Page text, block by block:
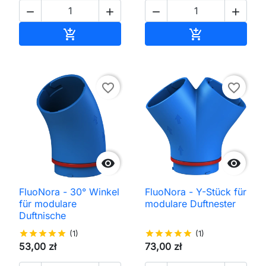
 

 


favorite_border
FluoNora - 30° Winkel
für modulare
Duftnische
starstarstarstarstar (1)
53,00 zł

favorite_border
FluoNora - Y-Stück für
modulare Duftnester
starstarstarstarstar (1)
73,00 zł